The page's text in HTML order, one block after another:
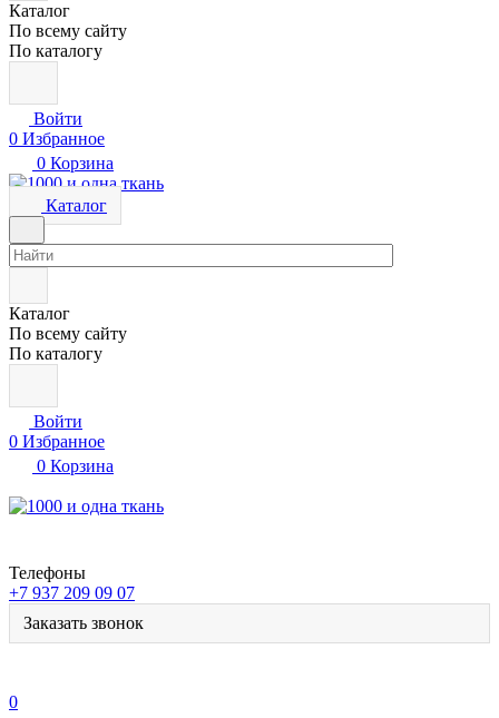
Каталог
По всему сайту
По каталогу
Войти
0 Избранное
0 Корзина
Каталог
Каталог
По всему сайту
По каталогу
Войти
0 Избранное
0 Корзина
Телефоны
+7 937 209 09 07
Заказать звонок
0